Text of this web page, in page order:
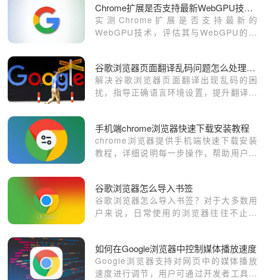
能源的应用开辟了新的道路，推动环保事
业的科技进步。
Chrome扩展是否支持最新WebGPU技术实测评估
实测Chrome扩展是否支持最新的
WebGPU技术，评估其与WebGPU的兼
谷歌浏览器页面翻译乱码问题怎么处理设置正确语言环境
解决谷歌浏览器页面翻译出现乱码的困
扰，指导正确语言环境设置，提升翻译准
手机端chrome浏览器快速下载安装教程
chrome浏览器提供手机端快速下载安装
教程，详细说明每一步操作，帮助用户高
谷歌浏览器怎么导入书签
谷歌浏览器怎么导入书签？对于大多数用
户来说，日常使用的浏览器往往不止一
怎么才能使用其他浏览器保存的书签呢？
如何在Google浏览器中控制媒体播放速度
Google浏览器支持对网页中的媒体播放
速度进行调节，用户可通过开发者工具或